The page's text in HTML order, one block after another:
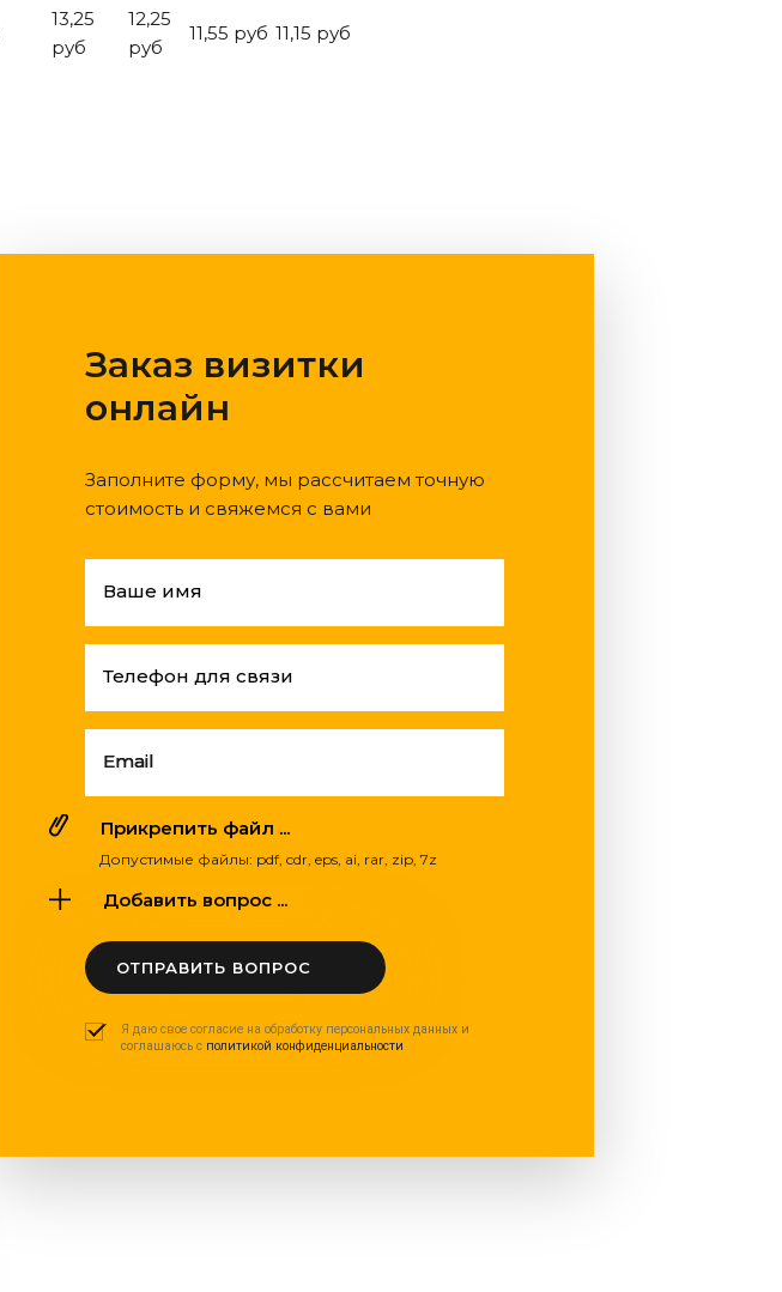
13,25
руб
12,25
руб
11,55 руб 11,15 руб
Заказ визитки
онлайн
Заполните форму, мы рассчитаем точную
стоимость и свяжемся с вами
Ваше имя
Телефон для связи
Email
Прикрепить файл ...
Допустимые файлы: pdf, cdr, eps, ai, rar, zip, 7z
Добавить вопрос ...
ОТПРАВИТЬ ВОПРОС
Я даю свое согласие на обработку персональных данных и
соглашаюсь с политикой конфиденциальности